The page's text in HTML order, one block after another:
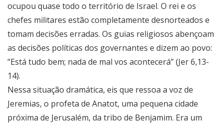
ocupou quase todo o território de Israel. O rei e os
chefes militares estão completamente desnorteados e
tomam decisões erradas. Os guias religiosos abençoam
as decisões políticas dos governantes e dizem ao povo:
“Está tudo bem; nada de mal vos acontecerá” (Jer 6,13-
14).
Nessa situação dramática, eis que ressoa a voz de
Jeremias, o profeta de Anatot, uma pequena cidade
próxima de Jerusalém, da tribo de Benjamim. Era um